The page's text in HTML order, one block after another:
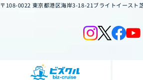
〒108-0022 東京都港区海岸3-18-21ブライトイースト